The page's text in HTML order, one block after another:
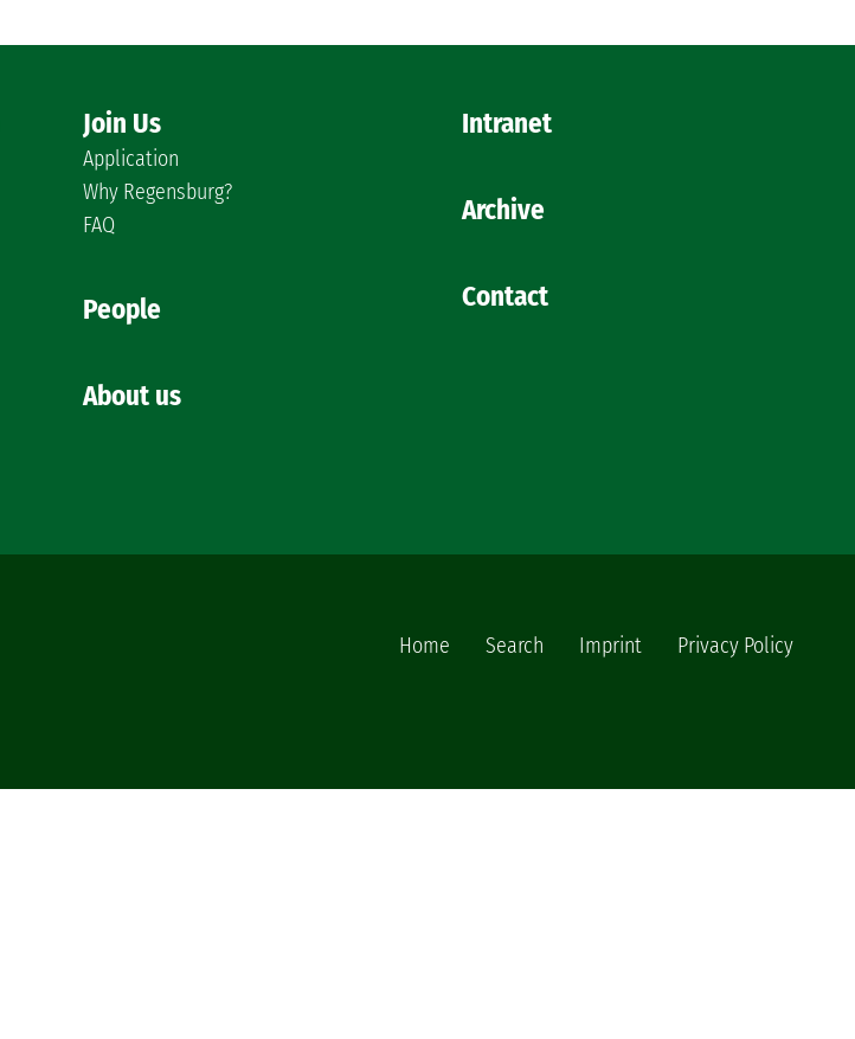
Join Us
Application
Why Regensburg?
FAQ
People
About us
Intranet
Archive
Contact
Home Search Imprint Privacy Policy